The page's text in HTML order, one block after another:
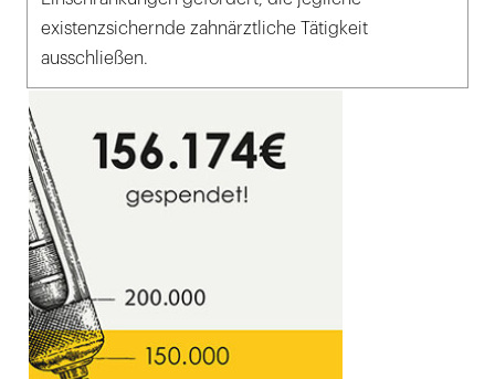
existenzsichernde zahnärztliche Tätigkeit
ausschließen.